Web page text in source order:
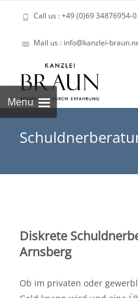
Call us : +49 (0)69 34876954-0
Mail us : info@kanzlei-
Menu
Diskrete
Arnsberg
Ob im privaten oder